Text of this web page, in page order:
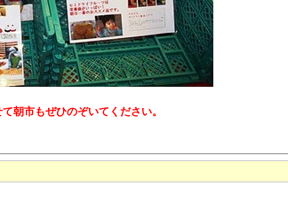
朝市もぜひのぞいてください。